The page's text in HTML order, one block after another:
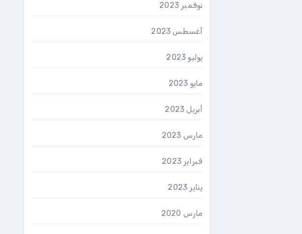
نوفمبر 2023
أغسطس 2023
يوليو 2023
مايو 2023
أبريل 2023
مارس 2023
فبراير 2023
يناير 2023
مارس 2020